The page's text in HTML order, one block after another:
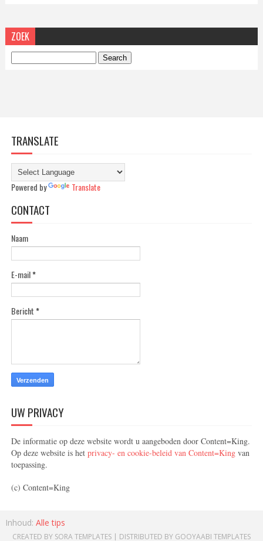
ZOEK
TRANSLATE
Powered by Translate
CONTACT
Naam
E-mail*
Bericht*
UW PRIVACY
De informatie op deze website wordt u aangeboden door Content=King.
Op deze website is het privacy- en cookie-beleid van Content=Kingvan
toepassing.
(c) Content=King
Inhoud: Alle tips
CREATED BY SORA TEMPLATES| DISTRIBUTED BY GOOYAABI TEMPLATES